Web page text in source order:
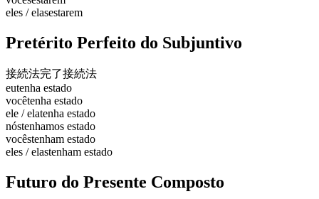
eles / elasestarem
Pretérito Perfeito do Subjuntivo
接続法完了接続法
eutenha estado
vocêtenha estado
ele / elatenha estado
nóstenhamos estado
vocêstenham estado
eles / elastenham estado
Futuro do Presente Composto